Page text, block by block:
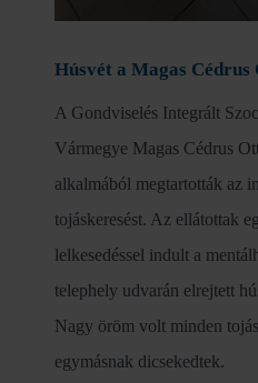
Húsvét a Magas Cédrus
A Gondviselés Integrált
Vármegye Magas Cédrus
alkalmából megtartották az
tojáskeresést. Az ellátottak
lelkesedéssel indult a
telephely udvarán elrejtett
Nagy öröm volt minden
egymásnak dicsekedtek.